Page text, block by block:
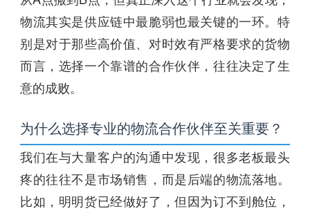
物流其实是供应链中最脆弱也最关键的一环。特
别是对于那些高价值、对时效有严格要求的货物
而言，选择一个靠谱的合作伙伴，往往决定了生
意的成败。
为什么选择专业的物流合作伙伴至关重要？
我们在与大量客户的沟通中发现，很多老板最头
疼的往往不是市场销售，而是后端的物流落地。
比如，明明货已经做好了，但因为订不到舱位，